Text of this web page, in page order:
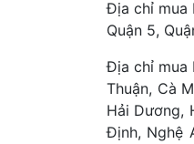
Địa chỉ mua
Quận 5,
Địa chỉ mua
Thuận, Cà
Hải Dương,
Định, Nghệ